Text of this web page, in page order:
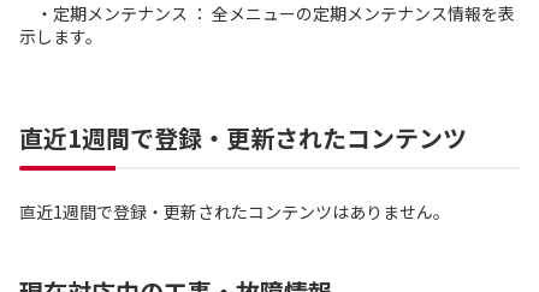
・定期メンテナンス ： 全メニューの定期メンテナンス情報を表
示します。
直近1週間で登録・更新されたコンテンツ
直近1週間で登録・更新されたコンテンツはありません。